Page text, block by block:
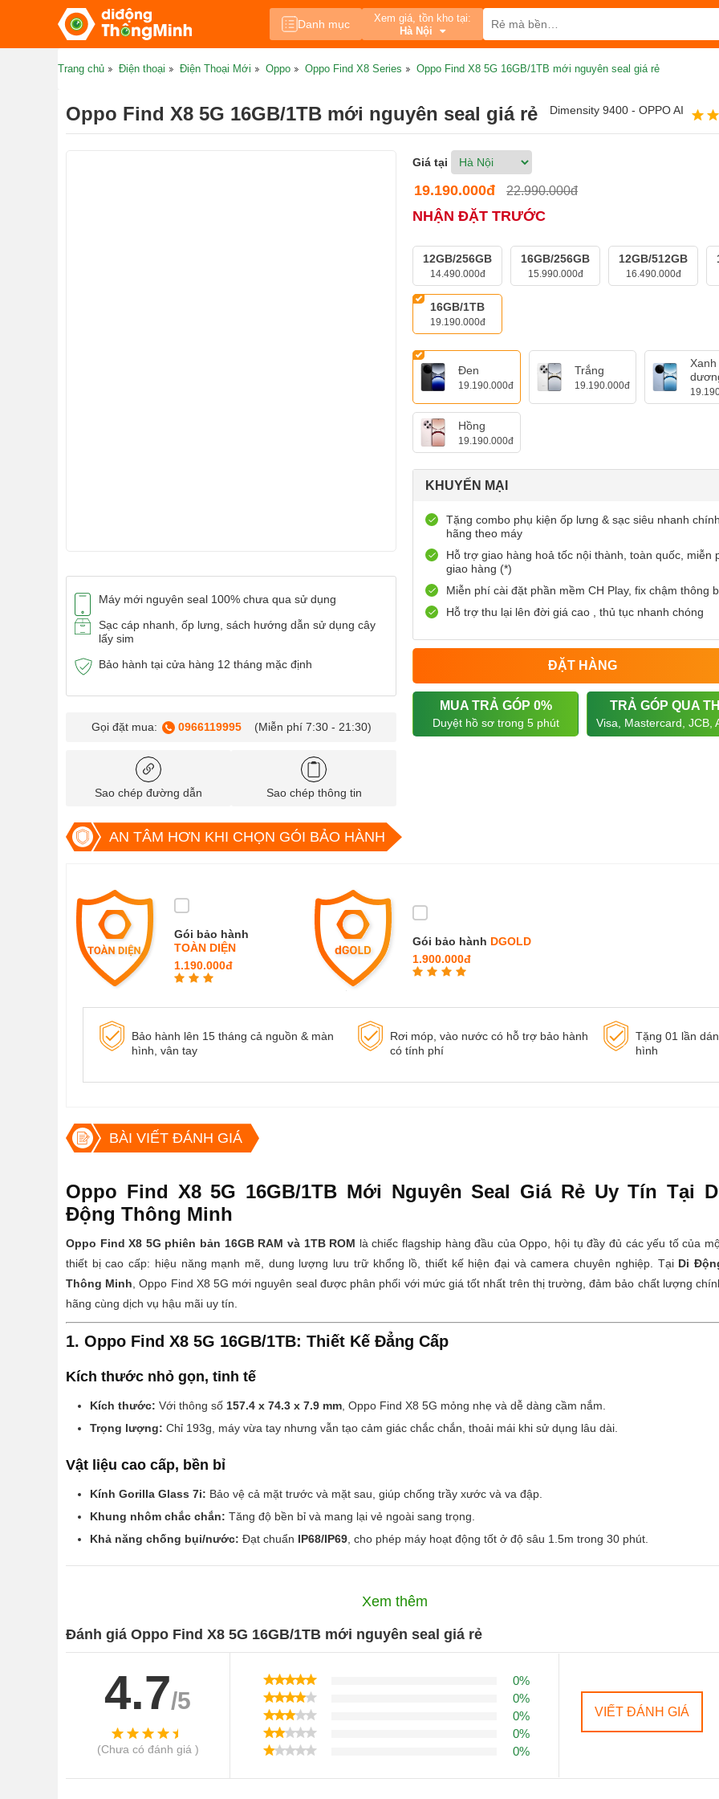
Danh mục
Xem giá, tồn kho tại:
Hà Nội
Trang chủ Điện thoại Điện Thoại Mới Oppo Oppo Find X8 Series Oppo Find X8 5G 16GB/1TB mới nguyên seal giá rẻ
Oppo Find X8 5G 16GB/1TB mới nguyên seal giá rẻ Dimensity 9400 - OPPO AI
Máy mới nguyên seal 100% chưa qua sử dụng
Sạc cáp nhanh, ốp lưng, sách hướng dẫn sử dụng cây
lấy sim
Bảo hành tại cửa hàng 12 tháng mặc định
Gọi đặt mua: 0966119995 (Miễn phí 7:30 - 21:30)
Sao chép đường dẫn Sao chép thông tin
Giá tại
19.190.000đ 22.990.000đ
NHẬN ĐẶT TRƯỚC
12GB/256GB
14.490.000đ
16GB/256GB
15.990.000đ
12GB/512GB
16.490.000đ
16GB/1TB
19.190.000đ
Đen
19.190.000đ
Trắng
19.190.000đ
Xanh
Hồng
19.190.000đ
KHUYẾN MẠI
Tặng combo phụ kiện ốp lưng & sạc siêu nhanh
hãng theo máy
Hỗ trợ giao hàng hoả tốc nội thành, toàn quốc, miễn
giao hàng (*)
Miễn phí cài đặt phần mềm CH Play, fix chậm thông
Hỗ trợ thu lại lên đời giá cao , thủ tục nhanh chóng
ĐẶT HÀNG
MUA TRẢ GÓP 0%
Duyệt hồ sơ trong 5 phút
TRẢ GÓP QUA
Visa, Mastercard, JCB,
AN TÂM HƠN KHI CHỌN GÓI BẢO HÀNH
Gói bảo hành
TOÀN DIỆN
1.190.000đ
Gói bảo hành DGOLD
1.900.000đ
Bảo hành lên 15 tháng cả nguồn & màn
hình, vân tay
Rơi móp, vào nước có hỗ trợ bảo hành
có tính phí
Tặng 01 lần
hình
BÀI VIẾT ĐÁNH GIÁ
Oppo Find X8 5G 16GB/1TB Mới Nguyên Seal Giá Rẻ Uy Tín Tại
Động Thông Minh
Oppo Find X8 5G phiên bản 16GB RAM và 1TB ROM là chiếc flagship hàng đầu của Oppo, hội tụ đầy đủ các yếu tố của
thiết bị cao cấp: hiệu năng mạnh mẽ, dung lượng lưu trữ khổng lồ, thiết kế hiện đại và camera chuyên nghiệp. Tại Di
Thông Minh, Oppo Find X8 5G mới nguyên seal được phân phối với mức giá tốt nhất trên thị trường, đảm bảo chất lượng
hãng cùng dịch vụ hậu mãi uy tín.
1. Oppo Find X8 5G 16GB/1TB: Thiết Kế Đẳng Cấp
Kích thước nhỏ gọn, tinh tế
Kích thước: Với thông số 157.4 x 74.3 x 7.9 mm, Oppo Find X8 5G mỏng nhẹ và dễ dàng cầm nắm.
Trọng lượng: Chỉ 193g, máy vừa tay nhưng vẫn tạo cảm giác chắc chắn, thoải mái khi sử dụng lâu dài.
Vật liệu cao cấp, bền bỉ
Kính Gorilla Glass 7i: Bảo vệ cả mặt trước và mặt sau, giúp chống trầy xước và va đập.
Khung nhôm chắc chắn: Tăng độ bền bỉ và mang lại vẻ ngoài sang trọng.
Khả năng chống bụi/nước: Đạt chuẩn IP68/IP69, cho phép máy hoạt động tốt ở độ sâu 1.5m trong 30 phút.
Star Grey,Space Black
theo phong cách cá nhân.
Chất lượng hiển thị tuyệt vời
Kích thước màn hình:
6.59 inch, với tỷ lệ màn hình chiếm ~90.3% mặt trước, tạo không gian trải nghiệm rộng rãi.
Độ phân giải:1256 x 2760 pixels (~460 ppi), mang lại hình ảnh sắc nét, chi tiết.
Xem thêm
Đánh giá Oppo Find X8 5G 16GB/1TB mới nguyên seal giá rẻ
4.7/5
(Chưa có đánh giá )
0%
0%
0%
0%
0%
VIẾT ĐÁNH GIÁ